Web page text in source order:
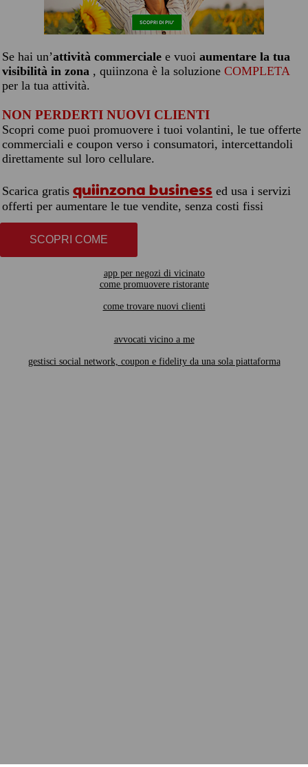
Se hai un’attività commerciale e vuoi aumentare la tua
visibilità in zona , quiinzona è la soluzione COMPLETA
per la tua attività.
NON PERDERTI NUOVI CLIENTI
Scopri come puoi promuovere i tuoi volantini, le tue offerte
commerciali e coupon verso i consumatori, intercettandoli
direttamente sul loro cellulare.
Scarica gratis quiinzona business ed usa i servizi
offerti per aumentare le tue vendite, senza costi fissi
SCOPRI COME
app per negozi di vicinato
come promuovere ristorante
come trovare nuovi clienti
avvocati vicino a me
gestisci social network, coupon e fidelity da una sola piattaforma